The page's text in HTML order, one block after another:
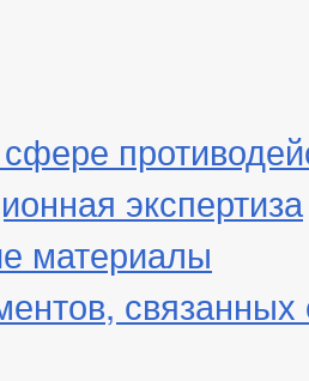
экспертиза
материалы
связанных